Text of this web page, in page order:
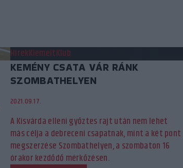
HírekKiemeltKlub
KEMÉNY CSATA VÁR RÁNK
SZOMBATHELYEN
2021.09.17.
A Kisvárda elleni győztes rajt után nem lehet
más célja a debreceni csapatnak, mint a két pont
megszerzése Szombathelyen, a szombaton 16
órakor kezdődő mérkőzésen.